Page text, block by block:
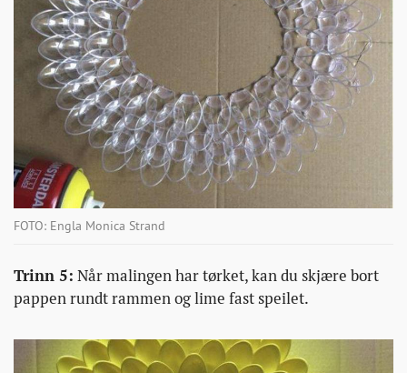
FOTO: Engla Monica Strand
Trinn 5: Når malingen har tørket, kan du skjære bort
pappen rundt rammen og lime fast speilet.